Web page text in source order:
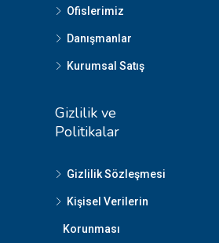
Ofislerimiz
Danışmanlar
Kurumsal Satış
Gizlilik ve
Politikalar
Gizlilik Sözleşmesi
Kişisel Verilerin
Korunması